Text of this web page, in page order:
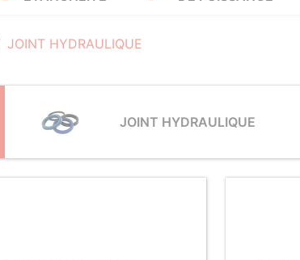
JOINT HYDRAULIQUE
JOINT HYDRAULIQUE